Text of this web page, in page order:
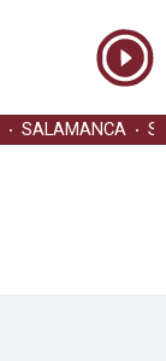
SALAMANCA